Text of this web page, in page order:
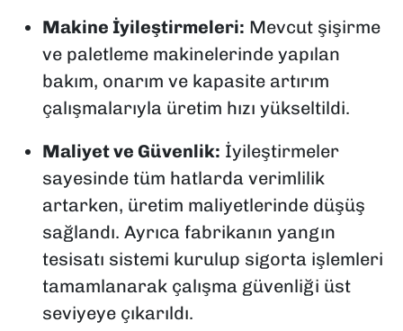
Makine İyileştirmeleri: Mevcut şişirme
ve paletleme makinelerinde yapılan
bakım, onarım ve kapasite artırım
çalışmalarıyla üretim hızı yükseltildi.
Maliyet ve Güvenlik: İyileştirmeler
sayesinde tüm hatlarda verimlilik
artarken, üretim maliyetlerinde düşüş
sağlandı. Ayrıca fabrikanın yangın
tesisatı sistemi kurulup sigorta işlemleri
tamamlanarak çalışma güvenliği üst
seviyeye çıkarıldı.